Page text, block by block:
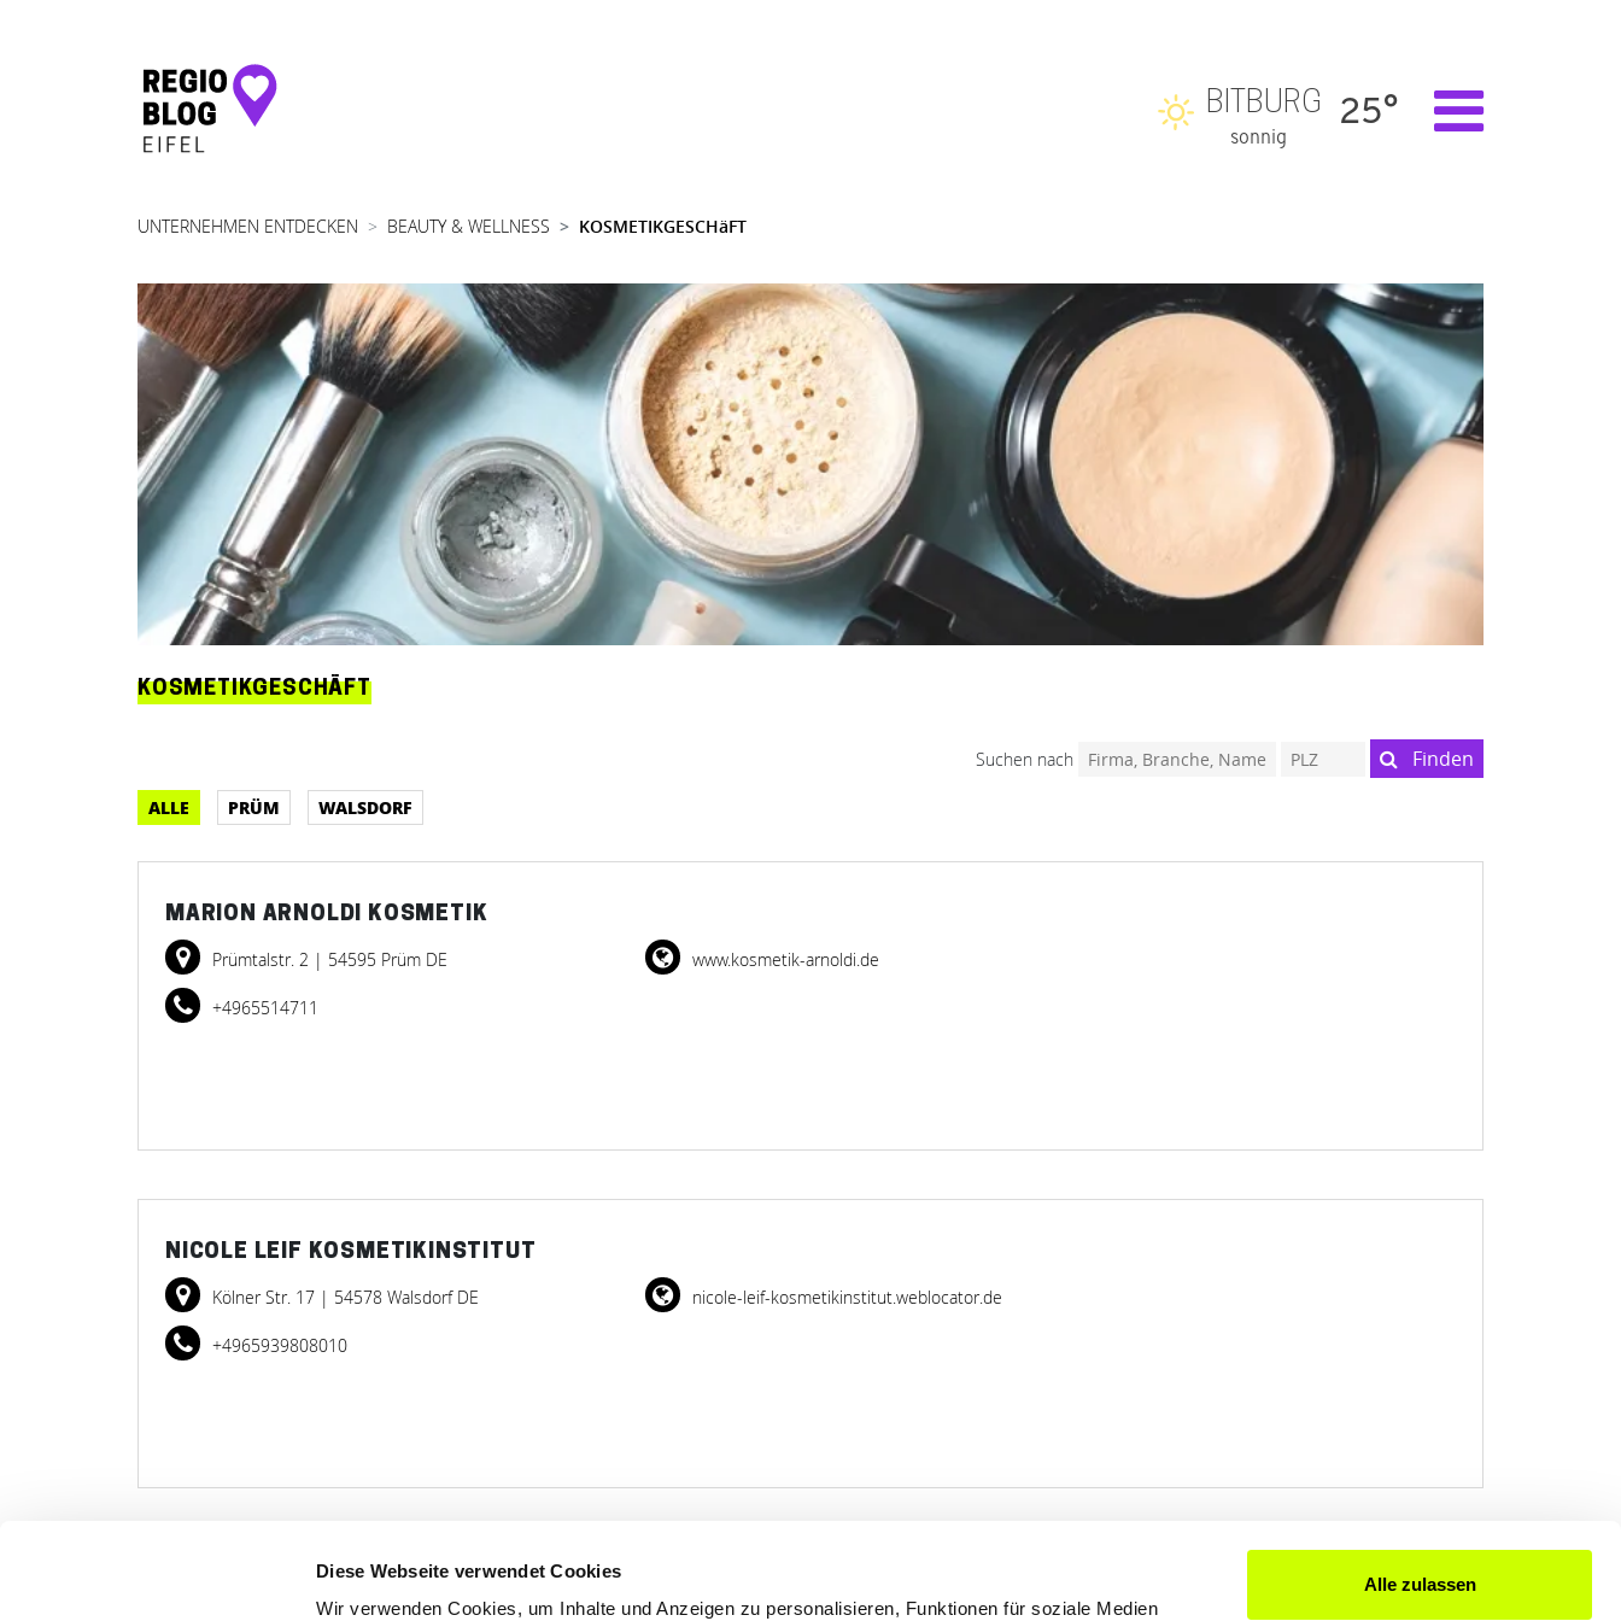
Diese Webseite verwendet Cookies
Wir verwenden Cookies, um Inhalte und Anzeigen zu personalisieren, Funktionen für soziale Medien
Alle zulassen
Hauptnavigation
BITBURG
sonnig
25°
UNTERNEHMEN ENTDECKEN BEAUTY & WELLNESS KOSMETIKGESCHäFT
KOSMETIKGESCHÄFT
Suchen nach Finden
ALLE PRÜM WALSDORF
MARION ARNOLDI KOSMETIK
Prümtalstr. 2 | 54595 Prüm DE
+4965514711
www.kosmetik-arnoldi.de
NICOLE LEIF KOSMETIKINSTITUT
Kölner Str. 17 | 54578 Walsdorf DE
+4965939808010
nicole-leif-kosmetikinstitut.weblocator.de